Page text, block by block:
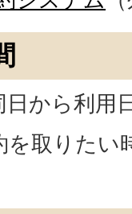
から利用
を取りた